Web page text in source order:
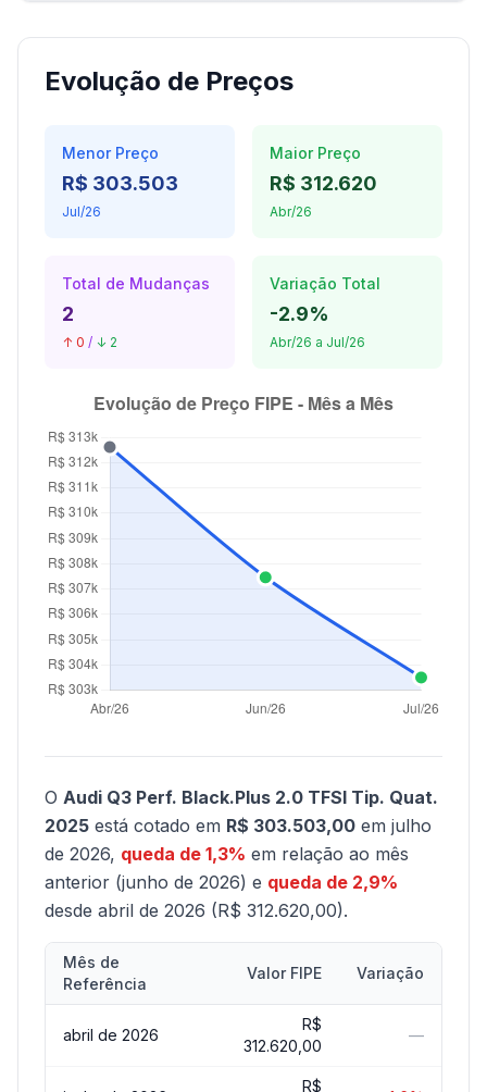
Evolução de Preços
Menor Preço
R$ 303.503
Jul/26
Maior Preço
R$ 312.620
Abr/26
Total de Mudanças
2
↑ 0 / ↓ 2
Variação Total
-2.9%
Abr/26 a Jul/26
O Audi Q3 Perf. Black.Plus 2.0 TFSI Tip. Quat.
2025 está cotado em R$ 303.503,00 em julho
de 2026, queda de 1,3% em relação ao mês
anterior (junho de 2026) e queda de 2,9%
desde abril de 2026 (R$ 312.620,00).
Mês de
Referência
Valor FIPE Variação
abril de 2026
R$
312.620,00
—
R$